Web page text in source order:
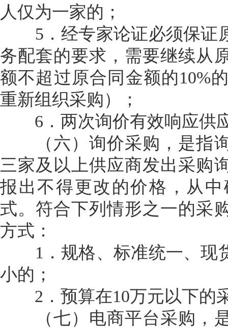
人仅为一家的；
5．经专家论证必须保证
务配套的要求，需要继续从
额不超过原合同金额的10%
重新组织采购）；
6．两次询价有效响应供
（六）询价采购，是指询
三家及以上供应商发出采购
报出不得更改的价格，从
式。符合下列情形之一的采
方式：
1．规格、标准统一、现
小的；
2．预算在10万元以下的
（七）电商平台采购，是